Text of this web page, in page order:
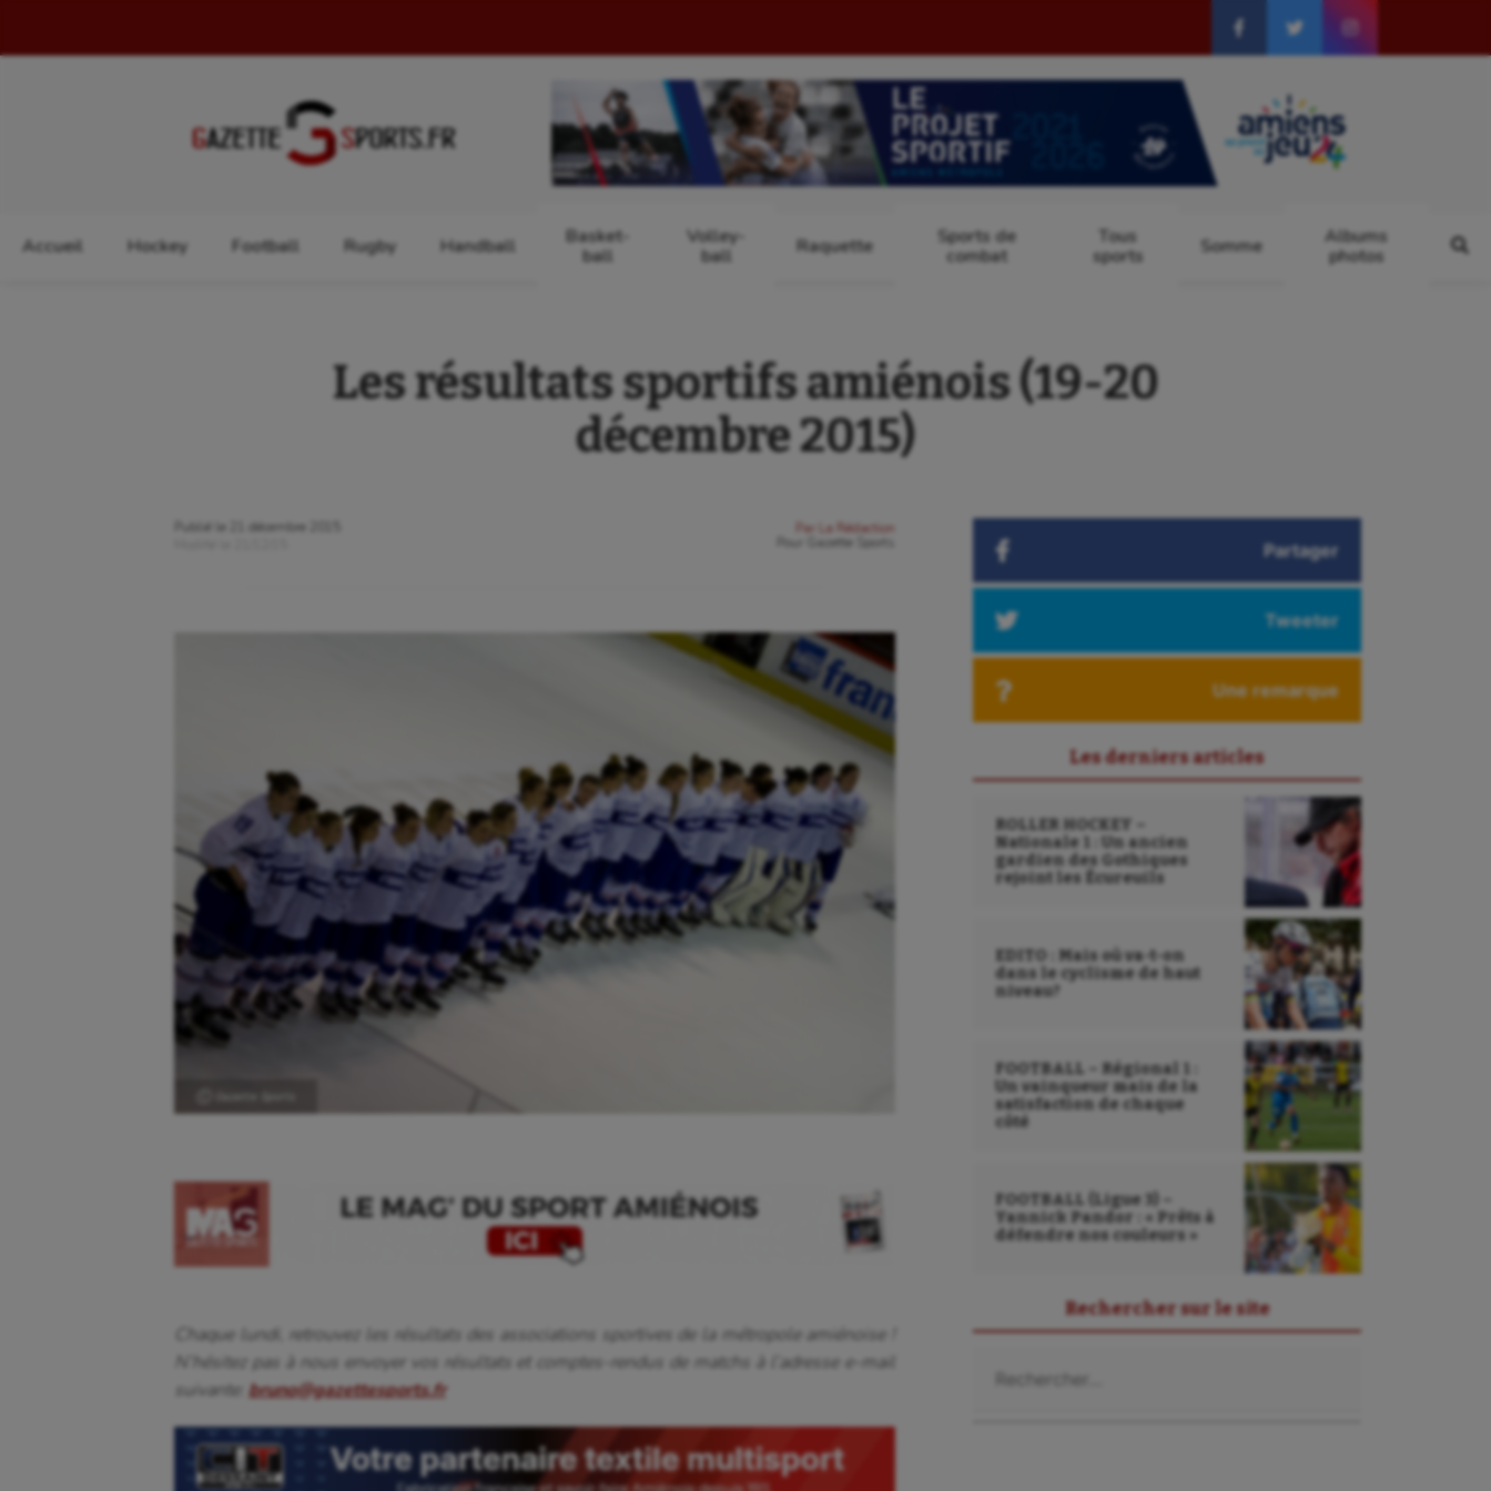
Accueil Hockey Football Rugby Handball
Basket-
ball
Volley-
ball
Raquette
Sports de
combat
Tous
sports
Somme
Albums
photos
Les résultats sportifs amiénois (19-20
décembre 2015)
Publié le
21 décembre 2015
Par
La Rédaction
Gazette Sports
Chaque lundi, retrouvez les résultats des associations sportives de la métropole amiénoise !
N’hésitez pas à nous envoyer vos résultats et comptes-rendus de matchs à l’adresse e-mail
suivante: bruno@gazettesports.fr
Partager
Tweeter
Une remarque
Les derniers articles
ROLLER HOCKEY –
Nationale 1 : Un ancien
gardien des Gothiques
rejoint les Écureuils
EDITO : Mais où va-t-on
dans le cyclisme de haut
niveau?
FOOTBALL – Régional 1 :
Un vainqueur mais de la
satisfaction de chaque
côté
FOOTBALL (Ligue 3) –
Yannick Pandor : « Prêts à
défendre nos couleurs »
Rechercher sur le site